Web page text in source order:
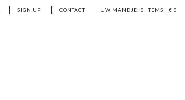
UW MANDJE: 0 ITEMS | € 0
SIGN UP CONTACT